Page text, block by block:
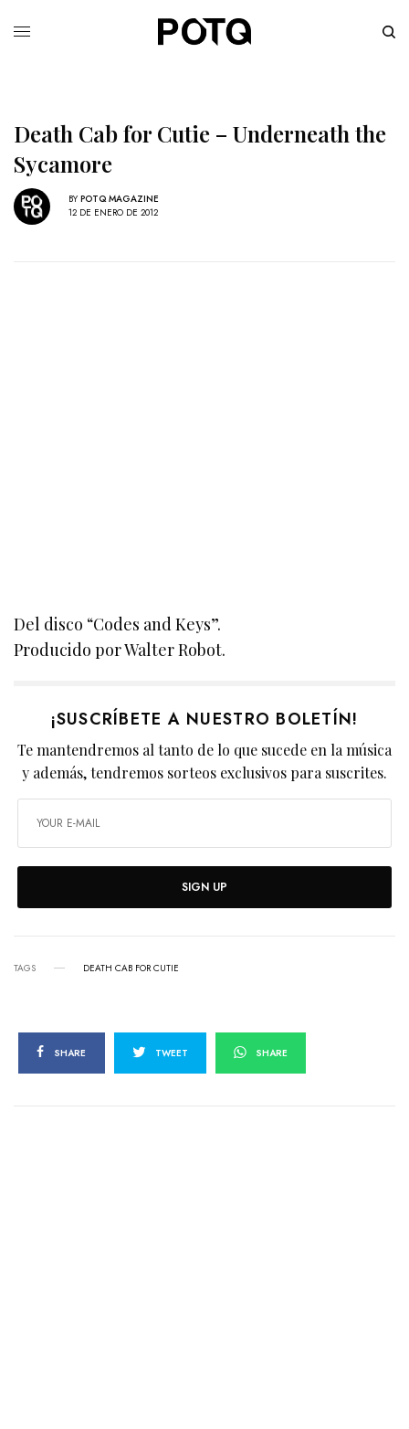
Death Cab for Cutie – Underneath the
Sycamore
BY POTQ MAGAZINE
12 DE ENERO DE 2012
Del disco “Codes and Keys”.
Producido por Walter Robot.
¡SUSCRÍBETE A NUESTRO BOLETÍN!
Te mantendremos al tanto de lo que sucede en la música
y además, tendremos sorteos exclusivos para suscrites.
SIGN UP
TAGS DEATH CAB FOR CUTIE
SHARE TWEET SHARE